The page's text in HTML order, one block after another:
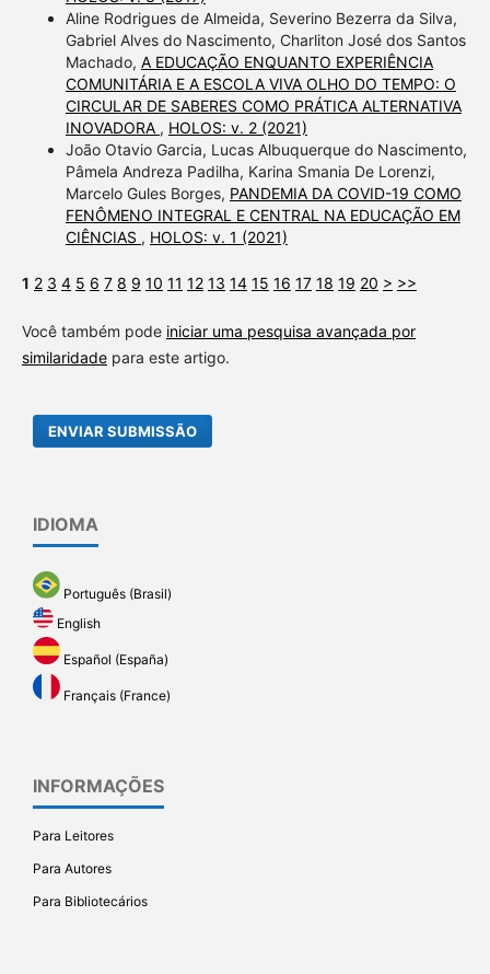
Aline Rodrigues de Almeida, Severino Bezerra da Silva,
Gabriel Alves do Nascimento, Charliton José dos Santos
Machado, A EDUCAÇÃO ENQUANTO EXPERIÊNCIA
COMUNITÁRIA E A ESCOLA VIVA OLHO DO TEMPO: O
CIRCULAR DE SABERES COMO PRÁTICA ALTERNATIVA
INOVADORA , HOLOS: v. 2 (2021)
João Otavio Garcia, Lucas Albuquerque do Nascimento,
Pâmela Andreza Padilha, Karina Smania De Lorenzi,
Marcelo Gules Borges, PANDEMIA DA COVID-19 COMO
FENÔMENO INTEGRAL E CENTRAL NA EDUCAÇÃO EM
CIÊNCIAS , HOLOS: v. 1 (2021)
1 2 3 4 5 6 7 8 9 10 11 12 13 14 15 16 17 18 19 20 > >>
Você também pode iniciar uma pesquisa avançada por
similaridadepara este artigo.
ENVIAR SUBMISSÃO
IDIOMA
Português (Brasil)
English
Español (España)
Français (France)
INFORMAÇÕES
Para Leitores
Para Autores
Para Bibliotecários